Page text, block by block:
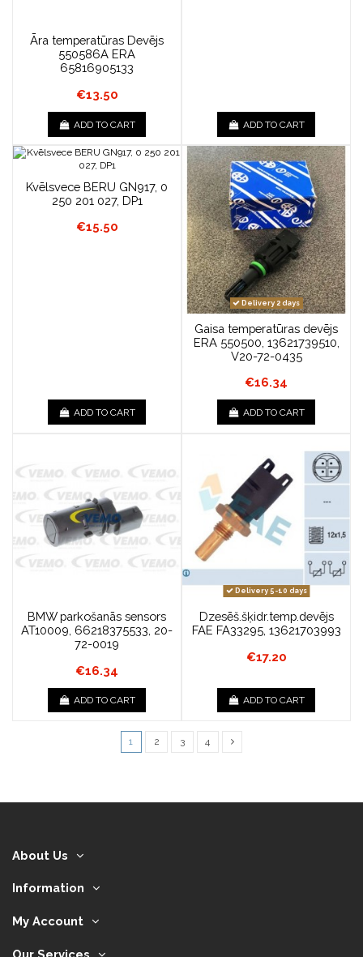
Āra temperatūras Devējs
550586A ERA
65816905133
€13.50
ADD TO CART ADD TO CART
Kvēlsvece BERU GN917, 0
250 201 027, DP1
€15.50
ADD TO CART
Delivery 2 days
Gaisa temperatūras devējs
ERA 550500, 13621739510,
V20-72-0435
€16.34
ADD TO CART
BMW parkošanās sensors
AT10009, 66218375533, 20-
72-0019
€16.34
ADD TO CART
Delivery 5-10 days
Dzesēš.šķidr.temp.devējs
FAE FA33295, 13621703993
€17.20
ADD TO CART
1 2 3 4
About Us
Information
My Account
Our Services